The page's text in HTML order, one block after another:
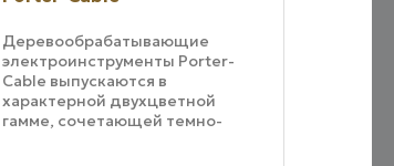
Деревообрабатывающие
электроинструменты Porter-
Cable выпускаются в
характерной двухцветной
гамме, сочетающей темно-